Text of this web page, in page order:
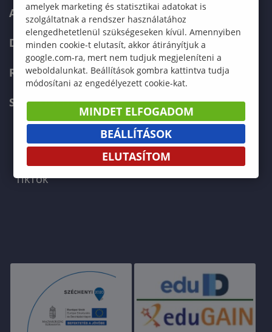
ARCHÍVUM
DOKUMENTUMOK
RRF MEGVALÓSÍTÓKNAK
SOE FŐOLDAL
Facebook Instagram YouTube
LinkedIn
TikTok
amelyek marketing és statisztikai adatokat is
szolgáltatnak a rendszer használatához
elengedhetetlenül szükségeseken kívül. Amennyiben
minden cookie-t elutasít, akkor átirányítjuk a
google.com-ra, mert nem tudjuk megjeleníteni a
weboldalunkat. Beállítások gombra kattintva tudja
módosítani az engedélyezett cookie-kat.
MINDET ELFOGADOM
BEÁLLÍTÁSOK
ELUTASÍTOM